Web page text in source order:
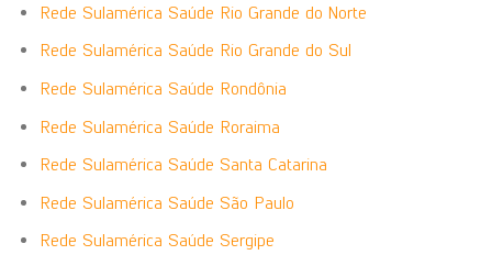
Rede Sulamérica Saúde Rio Grande do Norte
Rede Sulamérica Saúde Rio Grande do Sul
Rede Sulamérica Saúde Rondônia
Rede Sulamérica Saúde Roraima
Rede Sulamérica Saúde Santa Catarina
Rede Sulamérica Saúde São Paulo
Rede Sulamérica Saúde Sergipe